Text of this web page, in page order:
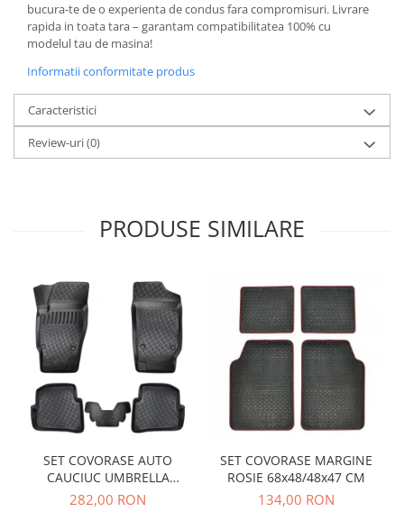
bucura-te de o experienta de condus fara compromisuri. Livrare
rapida in toata tara – garantam compatibilitatea 100% cu
modelul tau de masina!
Informatii conformitate produs
Caracteristici
Review-uri(0)
PRODUSE SIMILARE
SET COVORASE AUTO
CAUCIUC UMBRELLA
PENTRU VW POLO V (6R / 6C
/ 61) 2009-2017
282,00 RON
SET COVORASE MARGINE
ROSIE 68x48/48x47 CM
134,00 RON